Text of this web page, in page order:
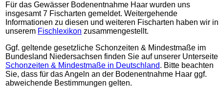
Für das Gewässer Bodenentnahme Haar wurden uns
insgesamt 7 Fischarten gemeldet. Weitergehende
Informationen zu diesen und weiteren Fischarten haben wir in
unserem Fischlexikon zusammengestellt.
Ggf. geltende gesetzliche Schonzeiten & Mindestmaße im
Bundesland Niedersachsen finden Sie auf unserer Unterseite
Schonzeiten & Mindestmaße in Deutschland. Bitte beachten
Sie, dass für das Angeln an der Bodenentnahme Haar ggf.
abweichende Bestimmungen gelten.